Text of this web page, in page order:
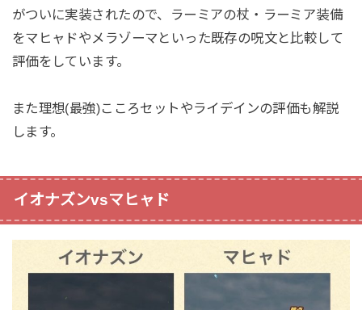
がついに実装されたので、ラーミアの杖・ラーミア装備
をマヒャドやメラゾーマといった既存の呪文と比較して
評価をしています。
また理想(最強)こころセットやライデインの評価も解説
します。
イオナズンvsマヒャド